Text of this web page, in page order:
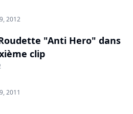
2012
"Anti Hero" dans
clip
2011